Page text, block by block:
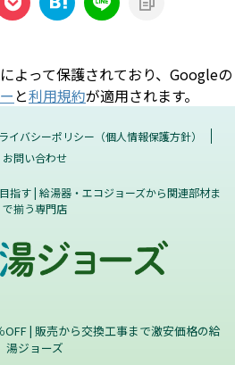
よって保護されており、Googleの
と利用規約が適用されます。
イバシーポリシー（個人情報保護方針）
お問い合わせ
指す | 給湯器・エコジョーズから関連部材ま
で揃う専門店
| 販売から交換工事まで激安価格の給
湯ジョーズ